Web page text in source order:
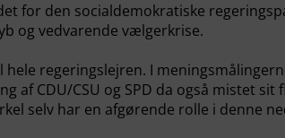
for den socialdemokratiske
og vedvarende vælgerkrise.
regeringslejren. I
af CDU/CSU og SPD da også mistet
selv har en afgørende rolle i denne